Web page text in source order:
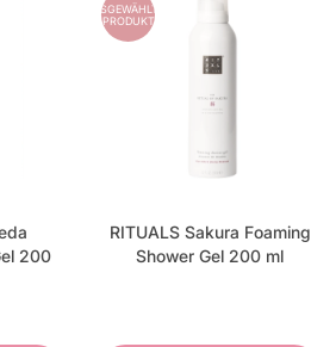
200
AUSGEWÄHLTES
PRODUKT
RITUALS Sakura Foaming
Shower Gel 200 ml